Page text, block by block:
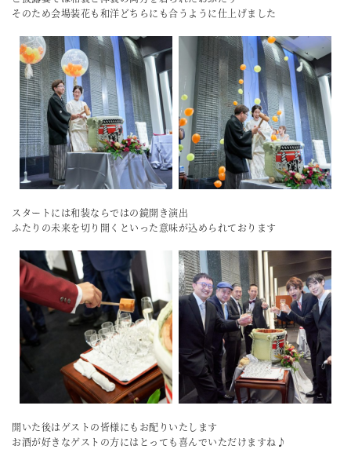
そのため会場装花も和洋どちらにも合うように仕上げました
スタートには和装ならではの鏡開き演出
ふたりの未来を切り開くといった意味が込められております
開いた後はゲストの皆様にもお配りいたします
お酒が好きなゲストの方にはとっても喜んでいただけますね♪